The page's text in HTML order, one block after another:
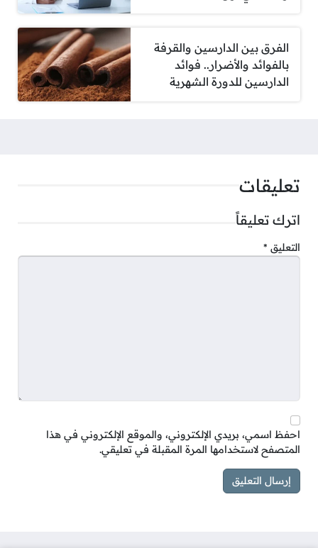
الفرق بين الدارسين والقرفة
بالفوائد والأضرار.. فوائد
الدارسين للدورة الشهرية
تعليقات
اترك تعليقاً
التعليق *
احفظ اسمي، بريدي الإلكتروني، والموقع الإلكتروني في هذا
المتصفح لاستخدامها المرة المقبلة في تعليقي.